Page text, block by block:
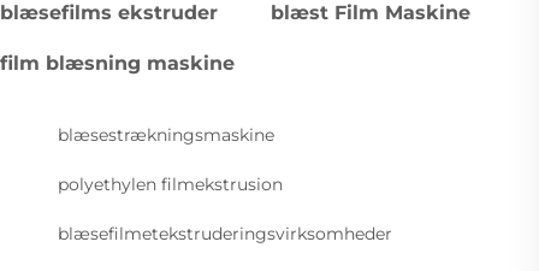
blæsefilms ekstruder blæst Film Maskine
film blæsning maskine
blæsestrækningsmaskine
polyethylen filmekstrusion
blæsefilmetekstruderingsvirksomheder